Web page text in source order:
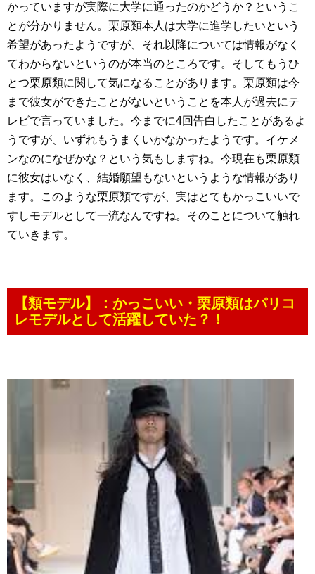
かっていますが実際に大学に通ったのかどうか？というこ
とが分かりません。栗原類本人は大学に進学したいという
希望があったようですが、それ以降については情報がなく
てわからないというのが本当のところです。そしてもうひ
とつ栗原類に関して気になることがあります。栗原類は今
まで彼女ができたことがないということを本人が過去にテ
レビで言っていました。今までに4回告白したことがあるよ
うですが、いずれもうまくいかなかったようです。イケメ
ンなのになぜかな？という気もしますね。今現在も栗原類
に彼女はいなく、結婚願望もないというような情報があり
ます。このような栗原類ですが、実はとてもかっこいいで
すしモデルとして一流なんですね。そのことについて触れ
ていきます。
【類モデル】：かっこいい・栗原類はパリコ
レモデルとして活躍していた？！